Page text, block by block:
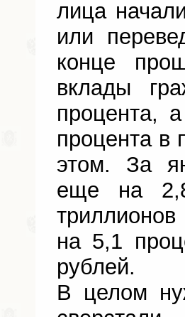
лица
или
конце
вклады
процента,
процента в
этом. За
еще на
на 5,1
рублей.
В целом